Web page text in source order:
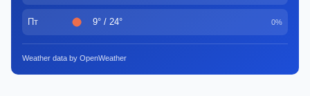
Пт 9° / 24° 0%
Weather data by OpenWeather